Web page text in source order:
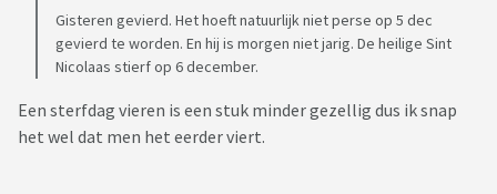
Gisteren gevierd. Het hoeft natuurlijk niet perse op 5 dec
gevierd te worden. En hij is morgen niet jarig. De heilige Sint
Nicolaas stierf op 6 december.
Een sterfdag vieren is een stuk minder gezellig dus ik snap
het wel dat men het eerder viert.